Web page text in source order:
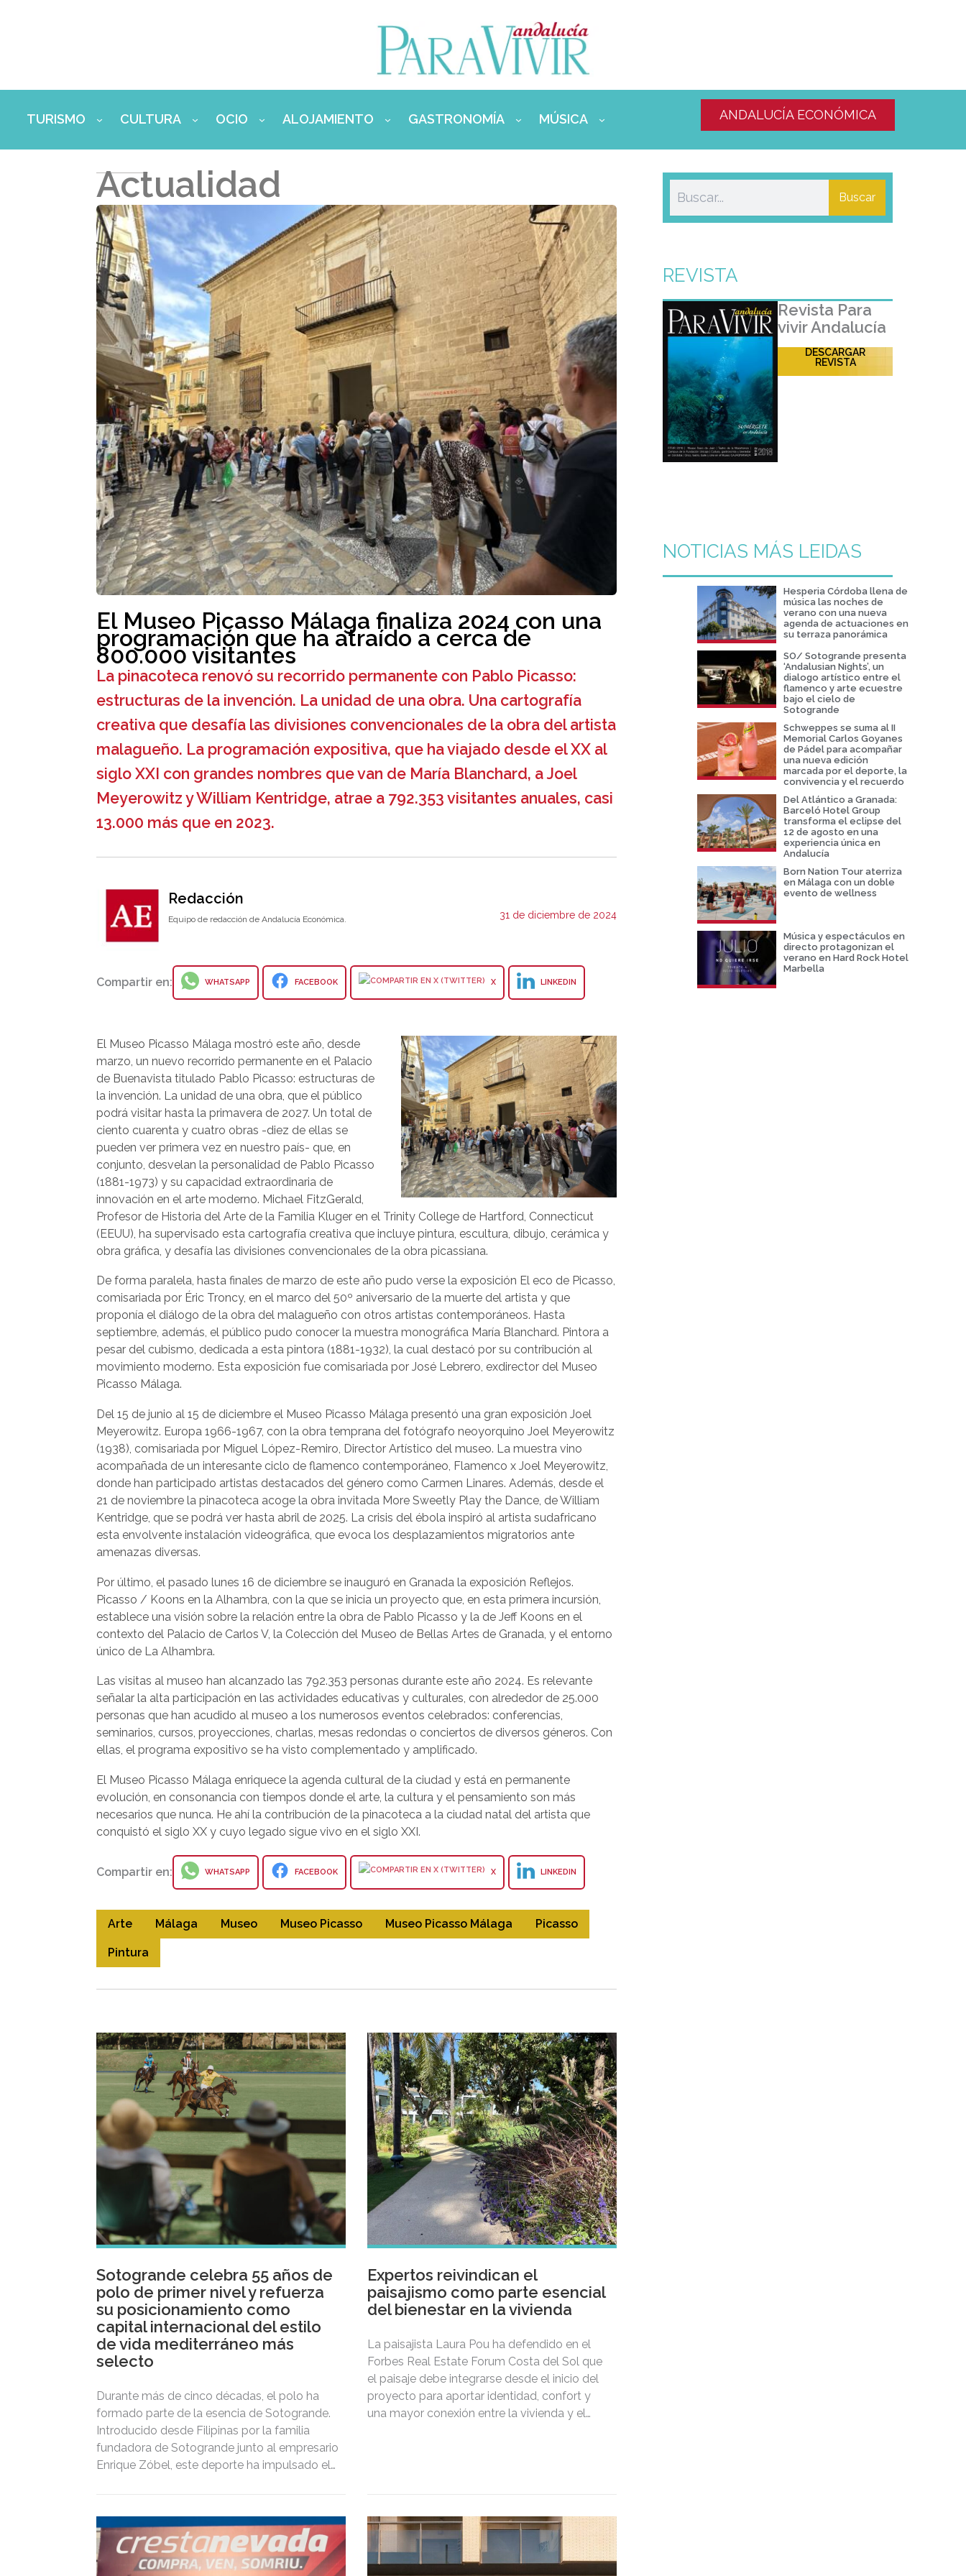
TURISMO CULTURA OCIO ALOJAMIENTO GASTRONOMÍA MÚSICA ANDALUCÍA ECONÓMICA
Actualidad
El Museo Picasso Málaga finaliza 2024 con una
programación que ha atraído a cerca de
800.000 visitantes
La pinacoteca renovó su recorrido permanente con Pablo Picasso:
estructuras de la invención. La unidad de una obra. Una cartografía
creativa que desafía las divisiones convencionales de la obra del artista
malagueño. La programación expositiva, que ha viajado desde el XX al
siglo XXI con grandes nombres que van de María Blanchard, a Joel
Meyerowitz y William Kentridge, atrae a 792.353 visitantes anuales, casi
13.000 más que en 2023.
Redacción
Equipo de redacción de Andalucía Económica. 31 de diciembre de 2024
Compartir en: WHATSAPP FACEBOOK X LINKEDIN
El Museo Picasso Málaga mostró este año, desde
marzo, un nuevo recorrido permanente en el Palacio
de Buenavista titulado Pablo Picasso: estructuras de
la invención. La unidad de una obra, que el público
podrá visitar hasta la primavera de 2027. Un total de
ciento cuarenta y cuatro obras -diez de ellas se
pueden ver primera vez en nuestro país- que, en
conjunto, desvelan la personalidad de Pablo Picasso
(1881-1973) y su capacidad extraordinaria de
innovación en el arte moderno. Michael FitzGerald,
Profesor de Historia del Arte de la Familia Kluger en el Trinity College de Hartford, Connecticut
(EEUU), ha supervisado esta cartografía creativa que incluye pintura, escultura, dibujo, cerámica y
obra gráfica, y desafía las divisiones convencionales de la obra picassiana.
De forma paralela, hasta finales de marzo de este año pudo verse la exposición El eco de Picasso,
comisariada por Éric Troncy, en el marco del 50º aniversario de la muerte del artista y que
proponía el diálogo de la obra del malagueño con otros artistas contemporáneos. Hasta
septiembre, además, el público pudo conocer la muestra monográfica María Blanchard. Pintora a
pesar del cubismo, dedicada a esta pintora (1881-1932), la cual destacó por su contribución al
movimiento moderno. Esta exposición fue comisariada por José Lebrero, exdirector del Museo
Picasso Málaga.
Del 15 de junio al 15 de diciembre el Museo Picasso Málaga presentó una gran exposición Joel
Meyerowitz. Europa 1966-1967, con la obra temprana del fotógrafo neoyorquino Joel Meyerowitz
(1938), comisariada por Miguel López-Remiro, Director Artístico del museo. La muestra vino
acompañada de un interesante ciclo de flamenco contemporáneo, Flamenco x Joel Meyerowitz,
donde han participado artistas destacados del género como Carmen Linares. Además, desde el
21 de noviembre la pinacoteca acoge la obra invitada More Sweetly Play the Dance, de William
Kentridge, que se podrá ver hasta abril de 2025. La crisis del ébola inspiró al artista sudafricano
esta envolvente instalación videográfica, que evoca los desplazamientos migratorios ante
amenazas diversas.
Por último, el pasado lunes 16 de diciembre se inauguró en Granada la exposición Reflejos.
Picasso / Koons en la Alhambra, con la que se inicia un proyecto que, en esta primera incursión,
establece una visión sobre la relación entre la obra de Pablo Picasso y la de Jeff Koons en el
contexto del Palacio de Carlos V, la Colección del Museo de Bellas Artes de Granada, y el entorno
único de La Alhambra.
Las visitas al museo han alcanzado las 792.353 personas durante este año 2024. Es relevante
señalar la alta participación en las actividades educativas y culturales, con alrededor de 25.000
personas que han acudido al museo a los numerosos eventos celebrados: conferencias,
seminarios, cursos, proyecciones, charlas, mesas redondas o conciertos de diversos géneros. Con
ellas, el programa expositivo se ha visto complementado y amplificado.
El Museo Picasso Málaga enriquece la agenda cultural de la ciudad y está en permanente
evolución, en consonancia con tiempos donde el arte, la cultura y el pensamiento son más
necesarios que nunca. He ahí la contribución de la pinacoteca a la ciudad natal del artista que
conquistó el siglo XX y cuyo legado sigue vivo en el siglo XXI.
Compartir en: WHATSAPP FACEBOOK X LINKEDIN
Arte Málaga Museo Museo Picasso Museo Picasso Málaga Picasso
Pintura
Sotogrande celebra 55 años de
polo de primer nivel y refuerza
su posicionamiento como
capital internacional del estilo
de vida mediterráneo más
selecto
Durante más de cinco décadas, el polo ha
formado parte de la esencia de Sotogrande.
Introducido desde Filipinas por la familia
fundadora de Sotogrande junto al empresario
Enrique Zóbel, este deporte ha impulsado el
polo y del estilo de vida mediterráneo,
reuniendo cada verano deporte de élite,
tradición, gastronomía y una exclusiva
agenda social.
Expertos reivindican el
paisajismo como parte esencial
del bienestar en la vivienda
La paisajista Laura Pou ha defendido en el
Forbes Real Estate Forum Costa del Sol que
el paisaje debe integrarse desde el inicio del
proyecto para aportar identidad, confort y
una mayor conexión entre la vivienda y el
Buscar
REVISTA
Revista Para
vivir Andalucía
DESCARGAR
REVISTA
NOTICIAS MÁS LEIDAS
Hesperia Córdoba llena de
música las noches de
verano con una nueva
agenda de actuaciones en
su terraza panorámica
SO/ Sotogrande presenta
‘Andalusian Nights’, un
dialogo artístico entre el
flamenco y arte ecuestre
bajo el cielo de
Sotogrande
Schweppes se suma al II
Memorial Carlos Goyanes
de Pádel para acompañar
una nueva edición
marcada por el deporte, la
convivencia y el recuerdo
Del Atlántico a Granada:
Barceló Hotel Group
transforma el eclipse del
12 de agosto en una
experiencia única en
Andalucía
Born Nation Tour aterriza
en Málaga con un doble
evento de wellness
Música y espectáculos en
directo protagonizan el
verano en Hard Rock Hotel
Marbella